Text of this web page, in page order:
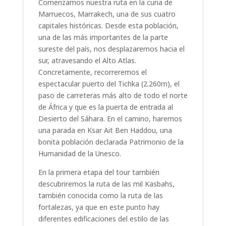
Comenzamos nuestra ruta en la cuna de
Marruecos, Marrakech, una de sus cuatro
capitales históricas. Desde esta población,
una de las más importantes de la parte
sureste del país, nos desplazaremos hacia el
sur, atravesando el Alto Atlas.
Concretamente, recorreremos el
espectacular puerto del Tichka (2.260m), el
paso de carreteras más alto de todo el norte
de África y que es la puerta de entrada al
Desierto del Sáhara. En el camino, haremos
una parada en Ksar Ait Ben Haddou, una
bonita población declarada Patrimonio de la
Humanidad de la Unesco.
En la primera etapa del tour también
descubriremos la ruta de las mil Kasbahs,
también conocida como la ruta de las
fortalezas, ya que en este punto hay
diferentes edificaciones del estilo de las